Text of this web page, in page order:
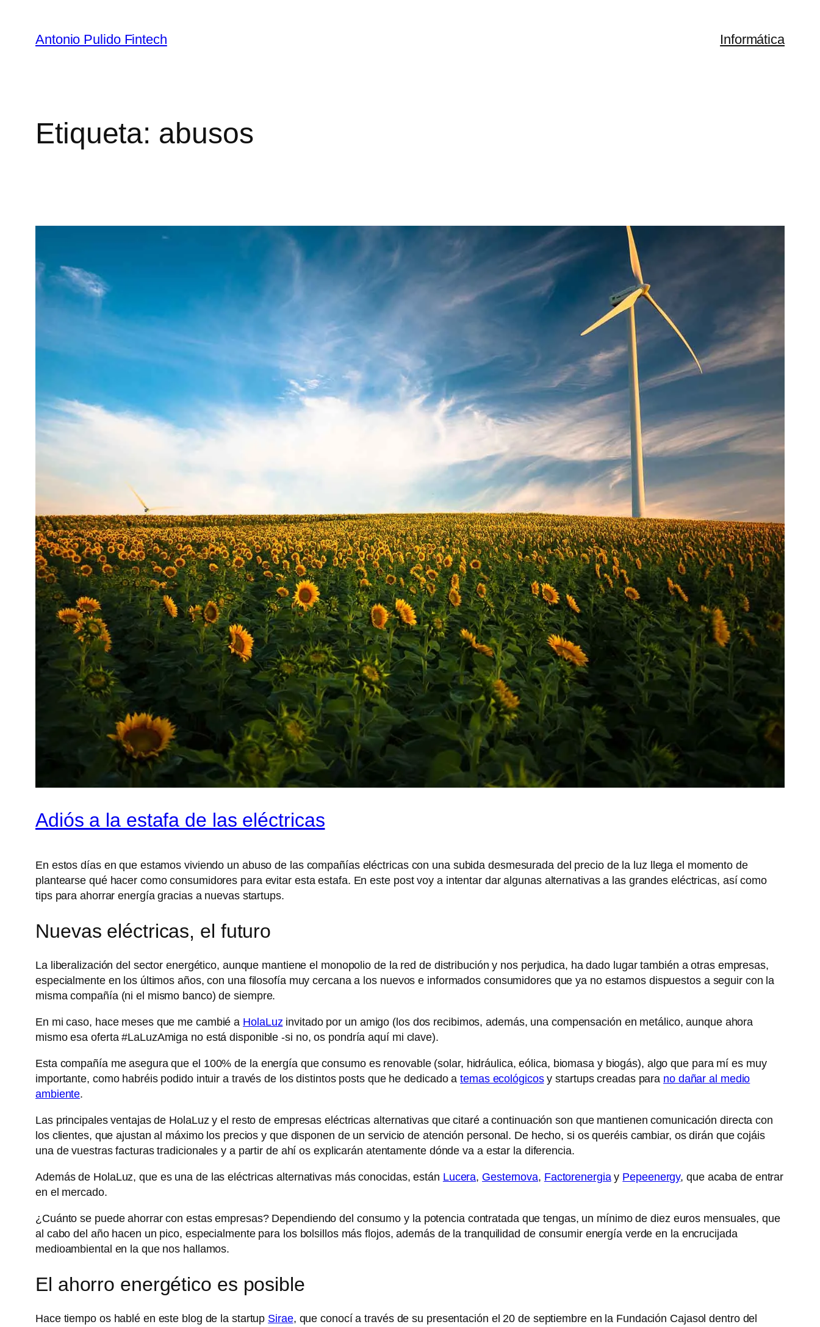
Antonio Pulido Fintech Informática
Etiqueta: abusos
Adiós a la estafa de las eléctricas
En estos días en que estamos viviendo un abuso de las compañías eléctricas con una subida desmesurada del precio de la luz llega el momento de
plantearse qué hacer como consumidores para evitar esta estafa. En este post voy a intentar dar algunas alternativas a las grandes eléctricas, así como
tips para ahorrar energía gracias a nuevas startups.
Nuevas eléctricas, el futuro
La liberalización del sector energético, aunque mantiene el monopolio de la red de distribución y nos perjudica, ha dado lugar también a otras empresas,
especialmente en los últimos años, con una filosofía muy cercana a los nuevos e informados consumidores que ya no estamos dispuestos a seguir con la
misma compañía (ni el mismo banco) de siempre.
En mi caso, hace meses que me cambié a HolaLuzinvitado por un amigo (los dos recibimos, además, una compensación en metálico, aunque ahora
mismo esa oferta #LaLuzAmiga no está disponible -si no, os pondría aquí mi clave).
Esta compañía me asegura que el 100% de la energía que consumo es renovable (solar, hidráulica, eólica, biomasa y biogás), algo que para mí es muy
importante, como habréis podido intuir a través de los distintos posts que he dedicado atemas ecológicosy startups creadas para no dañar al medio
ambiente.
Las principales ventajas de HolaLuz y el resto de empresas eléctricas alternativas que citaré a continuación son que mantienen comunicación directa con
los clientes, que ajustan al máximo los precios y que disponen de un servicio de atención personal. De hecho, si os queréis cambiar, os dirán que cojáis
una de vuestras facturas tradicionales y a partir de ahí os explicarán atentamente dónde va a estar la diferencia.
Además de HolaLuz, que es una de las eléctricas alternativas más conocidas, están Lucera, Gesternova, Factorenergiay Pepeenergy, que acaba de entrar
en el mercado.
¿Cuánto se puede ahorrar con estas empresas? Dependiendo del consumo y la potencia contratada que tengas, un mínimo de diez euros mensuales, que
al cabo del año hacen un pico, especialmente para los bolsillos más flojos, además de la tranquilidad de consumir energía verde en la encrucijada
medioambiental en la que nos hallamos.
El ahorro energético es posible
Hace tiempo os hablé en este blog de la startup Sirae, que conocí a través de su presentación el 20 de septiembre en la Fundación Cajasol dentro del